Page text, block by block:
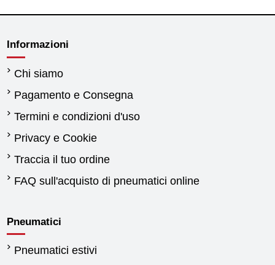
Informazioni
Chi siamo
Pagamento e Consegna
Termini e condizioni d'uso
Privacy e Cookie
Traccia il tuo ordine
FAQ sull'acquisto di pneumatici online
Pneumatici
Pneumatici estivi